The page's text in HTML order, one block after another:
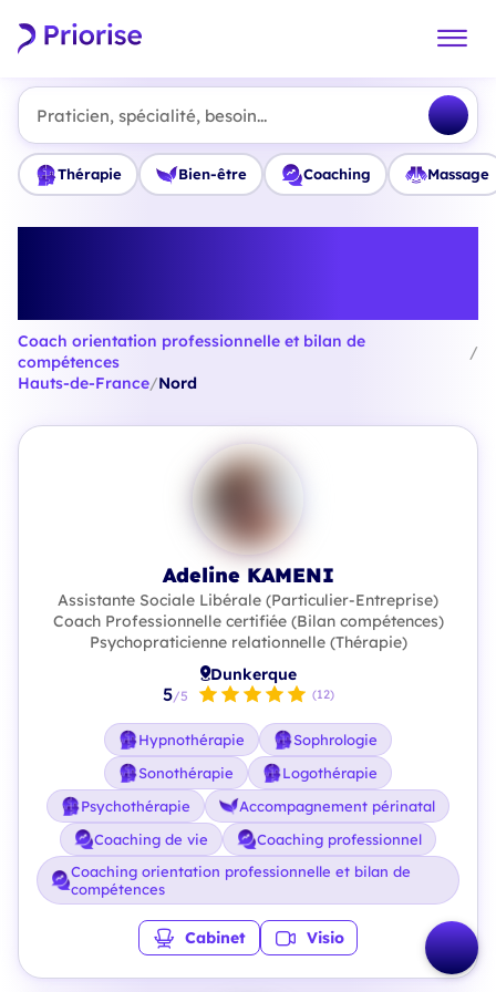
Praticien, spécialité, besoin...
Thérapie Bien-être Coaching Massage
Coach orientation professionnelle et bilan de
compétences
/
Hauts-de-France/Nord
Adeline KAMENI
Assistante Sociale Libérale (Particulier-Entreprise)
Coach Professionnelle certifiée (Bilan compétences)
Psychopraticienne relationnelle (Thérapie)
Dunkerque
5/5 (12)
Hypnothérapie
Sophrologie
Sonothérapie
Logothérapie
Psychothérapie
Accompagnement périnatal
Coaching de vie
Coaching professionnel
Coaching orientation professionnelle et bilan de
compétences
Cabinet Visio